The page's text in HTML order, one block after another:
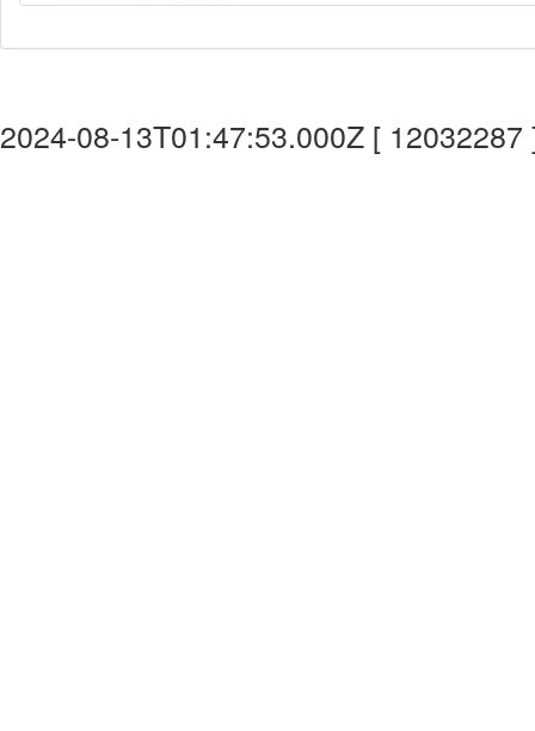
2024-08-13T01:47:53.000Z [ 12032287